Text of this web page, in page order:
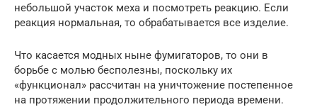
небольшой участок меха и посмотреть реакцию. Если
реакция нормальная, то обрабатывается все изделие.
Что касается модных ныне фумигаторов, то они в
борьбе с молью бесполезны, поскольку их
«функционал» рассчитан на уничтожение постепенное
на протяжении продолжительного периода времени.